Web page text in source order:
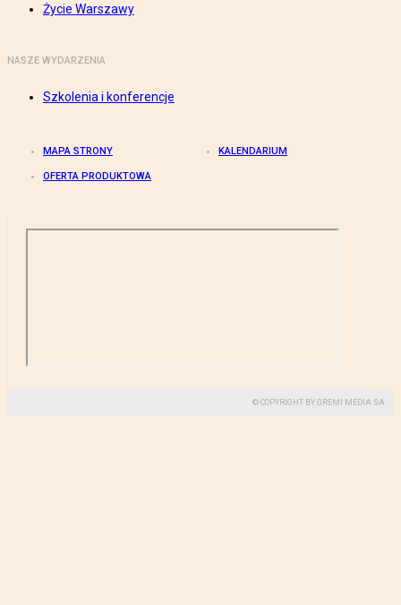
Życie Warszawy
NASZE WYDARZENIA
Szkolenia i konferencje
MAPA STRONY KALENDARIUM
OFERTA PRODUKTOWA
© COPYRIGHT BY GREMI MEDIA SA